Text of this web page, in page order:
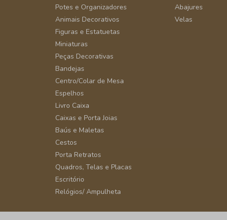
Potes e Organizadores
Animais Decorativos
Figuras e Estatuetas
Miniaturas
Peças Decorativas
Bandejas
Centro/Colar de Mesa
Espelhos
Livro Caixa
Caixas e Porta Joias
Baús e Maletas
Cestos
Porta Retratos
Quadros, Telas e Placas
Escritório
Relógios/ Ampulheta
Abajures
Velas